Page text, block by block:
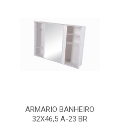
ARMARIO BANHEIRO
32X46,5 A-23 BR